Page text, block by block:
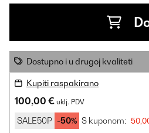
Dostupno i u drugoj kvaliteti
Kupiti raspakirano
100,00 € uklj. PDV
SALE50P -50% S kuponom: